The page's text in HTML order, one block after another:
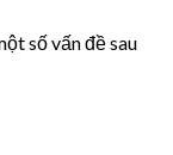
số vấn đề sau